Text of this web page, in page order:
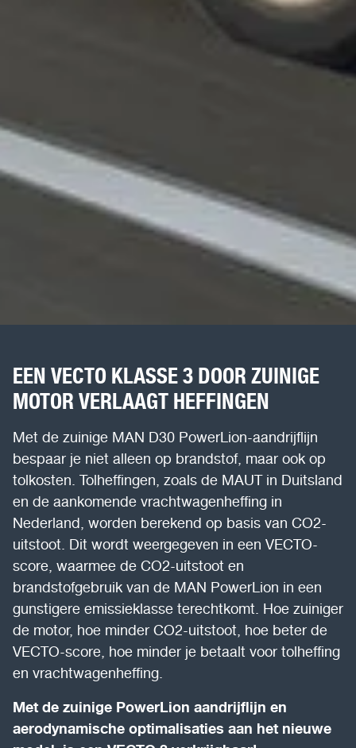
EEN VECTO KLASSE 3 DOOR ZUINIGE
MOTOR VERLAAGT HEFFINGEN
Met de zuinige MAN D30 PowerLion-aandrijflijn
bespaar je niet alleen op brandstof, maar ook op
tolkosten. Tolheffingen, zoals de MAUT in Duitsland
en de aankomende vrachtwagenheffing in
Nederland, worden berekend op basis van CO2-
uitstoot. Dit wordt weergegeven in een VECTO-
score, waarmee de CO2-uitstoot en
brandstofgebruik van de MAN PowerLion in een
gunstigere emissieklasse terechtkomt. Hoe zuiniger
de motor, hoe minder CO2-uitstoot, hoe beter de
VECTO-score, hoe minder je betaalt voor tolheffing
en vrachtwagenheffing.
Met de zuinige PowerLion aandrijflijn en
aerodynamische optimalisaties aan het nieuwe